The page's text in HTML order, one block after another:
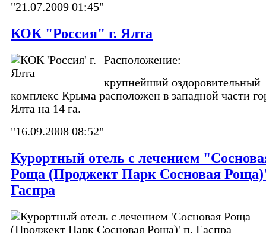
"21.07.2009 01:45"
КОК "Россия" г. Ялта
Расположение:
крупнейший оздоровительный
комплекс Крыма расположен в западной части
Ялта на 14 га.
"16.09.2008 08:52"
Курортный отель с лечением
Роща (Проджект Парк Сосновая
Гаспра